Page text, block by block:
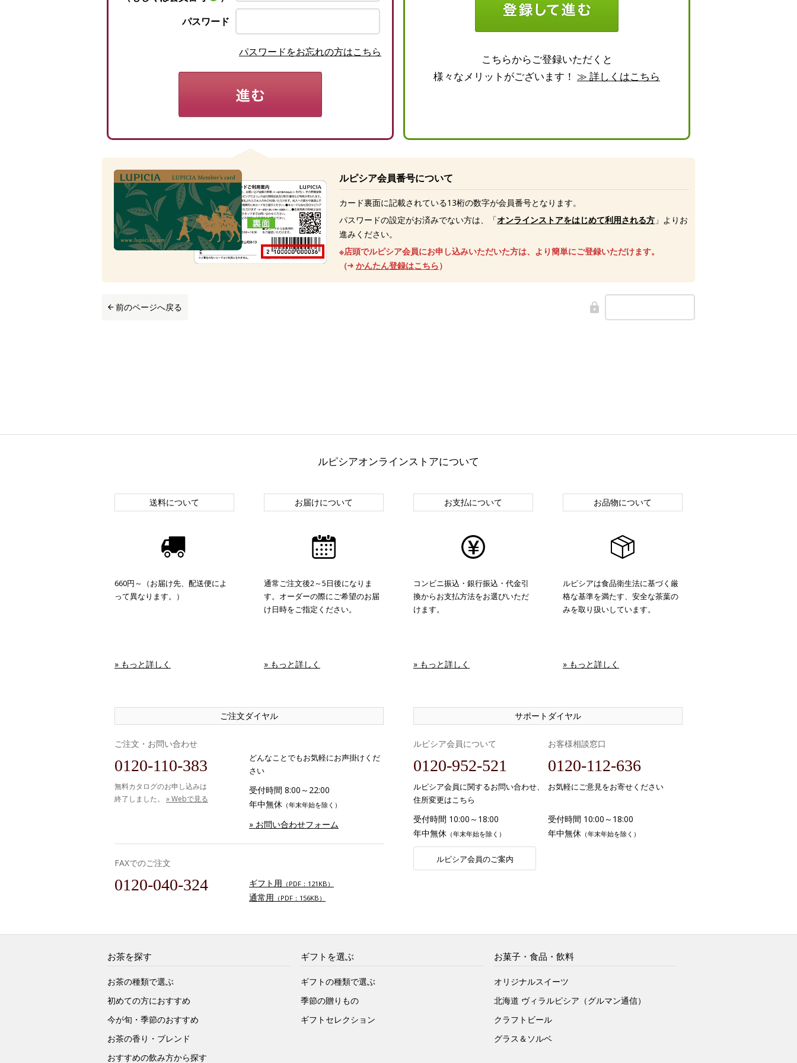
パスワード
パスワードをお忘れの方はこちら
こちらからご登録いただくと
様々なメリットがございます！ ≫ 詳しくはこちら
ルピシア会員番号について
カード裏面に記載されている13桁の数字が会員番号となります。
パスワードの設定がお済みでない方は、「オンラインストアをはじめて利用される方 」よりお
進みください。
※店頭でルピシア会員にお申し込みいただいた方は、より簡単にご登録いただけます。
（
かんたん登録はこちら）
前のページへ戻る
ルピシアオンラインストアについて
送料について
660円～（お届け先、配送便によ
って異なります。）
» もっと詳しく
お届けについて
通常ご注文後2～5日後になりま
す。オーダーの際にご希望のお届
け日時をご指定ください。
» もっと詳しく
お支払について
コンビニ振込・銀行振込・代金引
換からお支払方法をお選びいただ
けます。
» もっと詳しく
お品物について
ルピシアは食品衛生法に基づく厳
格な基準を満たす、安全な茶葉の
みを取り扱いしています。
» もっと詳しく
ご注文ダイヤル
ご注文・お問い合わせ
0120-110-383
無料カタログのお申し込みは
終了しました。 » Webで見る
どんなことでもお気軽にお声掛けくだ
さい
受付時間 8:00～22:00
年中無休 （年末年始を除く）
» お問い合わせフォーム
FAXでのご注文
0120-040-324 ギフト用 （PDF：121KB）
通常用 （PDF：156KB）
サポートダイヤル
ルピシア会員について
0120-952-521
ルピシア会員に関するお問い合わせ、
住所変更はこちら
受付時間 10:00～18:00
年中無休 （年末年始を除く）
ルピシア会員のご案内
お客様相談窓口
0120-112-636
お気軽にご意見をお寄せください
受付時間 10:00～18:00
年中無休 （年末年始を除く）
お茶を探す
お茶の種類で選ぶ
初めての方におすすめ
今が旬・季節のおすすめ
お茶の香り・ブレンド
おすすめの飲み方から探す
ギフトを選ぶ
ギフトの種類で選ぶ
季節の贈りもの
ギフトセレクション
お菓子・食品・飲料
オリジナルスイーツ
北海道 ヴィラルピシア（グルマン通信）
クラフトビール
グラス＆ソルベ